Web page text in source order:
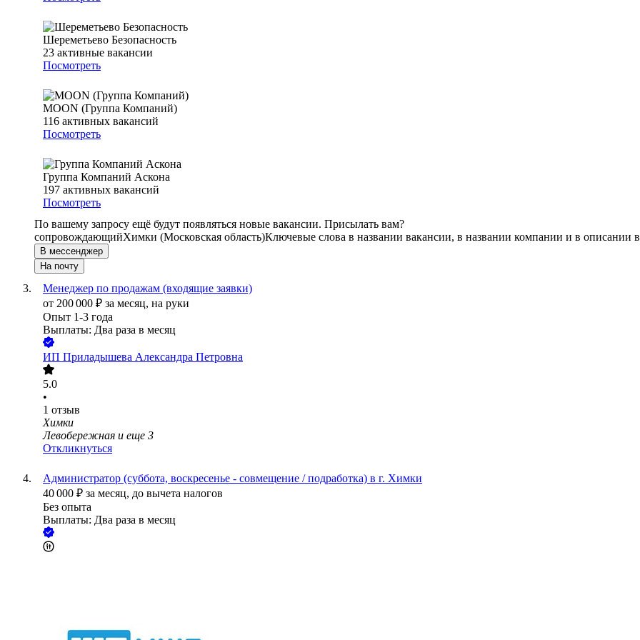
Шереметьево Безопасность
23 активные вакансии
Посмотреть
MOON (Группа Компаний)
116 активных вакансий
Посмотреть
Группа Компаний Аскона
197 активных вакансий
Посмотреть
По вашему запросу ещё будут появляться новые вакансии. Присылать вам?
сопровождающийХимки (Московская область)Ключевые слова в названии вакансии, в названии компании и в описании
В мессенджер
На почту
Менеджер по продажам (входящие заявки)
от 200 000 ₽ за месяц, на руки
Опыт 1-3 года
Выплаты: Два раза в месяц
ИП Приладышева Александра Петровна
5.0
•
1 отзыв
Химки
Левобережная и еще 3
Откликнуться
Администратор (суббота, воскресенье - совмещение / подработка) в г. Химки
40 000 ₽ за месяц, до вычета налогов
Без опыта
Выплаты: Два раза в месяц